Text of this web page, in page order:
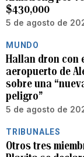
$430,000
5 de agosto de
MUNDO
Hallan dron con
aeropuerto de
sobre una
peligro”
5 de agosto de
TRIBUNALES
Otros tres